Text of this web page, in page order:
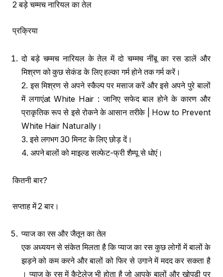
2 बड़े चम्मच नारियल का तेल
प्रक्रिया
दो बड़े चम्मच नारियल के तेल में दो चम्मच नींबू का रस डालें और
मिश्रण को कुछ सेकंड के लिए हल्का गर्म होने तक गर्म करें।
2. इस मिश्रण से अपने स्कैल्प पर मसाज करें और इसे अपने पुरे बालों
में लगाएंat White Hair : जानिए सफेद बाल होने के कारण और
प्राकृतिक रूप से इसे रोकने के आसान तरीके | How to Prevent
White Hair Naturally।
3. इसे लगभग 30 मिनट के लिए छोड़ दें।
4. अपने बालों को माइल्ड सल्फेट-फ्री शैम्पू से धोएं।
कितनी बार?
सप्ताह में 2 बार।
प्याज का रस और जैतून का तेल
एक अध्ययन से संकेत मिलता है कि प्याज का रस कुछ लोगों में बालों के
झड़ने को कम करने और बालों को फिर से उगाने में मदद कर सकता है
। प्याज के रस में कैटेलेज भी होता है जो आपके बालों और खोपड़ी पर